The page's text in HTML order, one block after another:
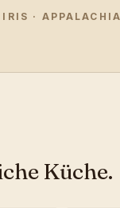
IRIS ·
Küche.